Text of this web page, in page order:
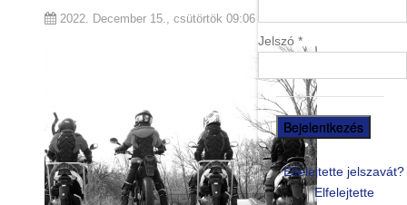
Jelszó *
Elfelejtette jelszavát?
Elfelejtette
2022. December 15., csütörtök 09:06